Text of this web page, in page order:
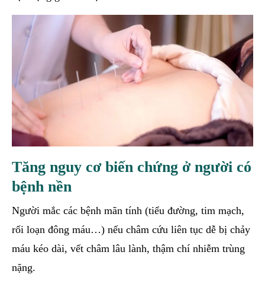
Tăng nguy cơ biến chứng ở người có
bệnh nền
Người mắc các bệnh mãn tính (tiểu đường, tim mạch,
rối loạn đông máu…) nếu châm cứu liên tục dễ bị chảy
máu kéo dài, vết châm lâu lành, thậm chí nhiễm trùng
nặng.